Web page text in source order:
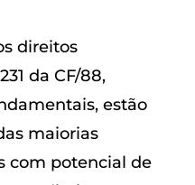
direitos
da CF/88,
estão
maiorias
com potencial de